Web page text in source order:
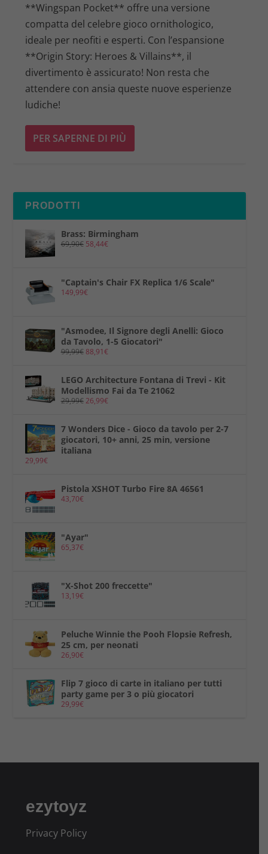
**Wingspan Pocket** offre una versione
compatta del celebre gioco ornithologico,
ideale per neofiti e esperti. Con l’espansione
**Origin Story: Heroes & Villains**, il
divertimento è assicurato! Non resta che
attendere con ansia queste nuove esperienze
ludiche!
PER SAPERNE DI PIÙ
PRODOTTI
Brass: Birmingham
69,90€ 58,44€
"Captain's Chair FX Replica 1/6 Scale"
149,99€
"Asmodee, Il Signore degli Anelli: Gioco
da Tavolo, 1-5 Giocatori"
99,99€88,91€
LEGO Architecture Fontana di Trevi - Kit
Modellismo Fai da Te 21062
29,99€26,99€
7 Wonders Dice - Gioco da tavolo per 2-7
giocatori, 10+ anni, 25 min, versione
italiana
29,99€
Pistola XSHOT Turbo Fire 8A 46561
43,70€
"Ayar"
65,37€
"X-Shot 200 freccette"
13,19€
Peluche Winnie the Pooh Flopsie Refresh,
25 cm, per neonati
26,90€
Flip 7 gioco di carte in italiano per tutti
party game per 3 o più giocatori
29,99€
ezytoyz
Privacy Policy